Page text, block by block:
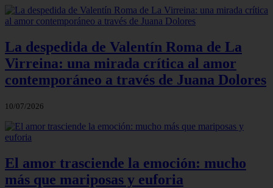
La despedida de Valentín Roma de La
Virreina: una mirada crítica al amor
contemporáneo a través de Juana Dolores
10/07/2026
El amor trasciende la emoción: mucho
más que mariposas y euforia